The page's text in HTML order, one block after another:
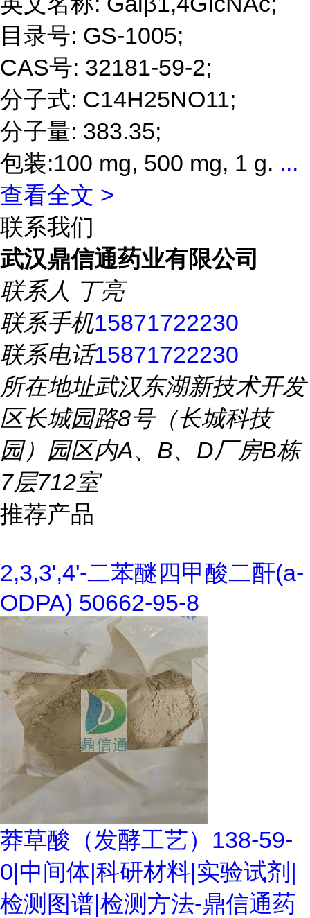
目录号: GS-1005;
CAS号: 32181-59-2;
分子式: C14H25NO11;
分子量: 383.35;
包装:100 mg, 500 mg, 1 g. ...
查看全文 >
联系我们
武汉鼎信通药业有限公司
联系人 丁亮
联系手机15871722230
联系电话15871722230
所在地址武汉东湖新技术开发
区长城园路8号（长城科技
园）园区内A、B、D厂房B栋
7层712室
推荐产品
2,3,3',4'-二苯醚四甲酸二酐(a-
ODPA) 50662-95-8
莽草酸（发酵工艺）138-59-
0|中间体|科研材料|实验试剂|
检测图谱|检测方法-鼎信通药